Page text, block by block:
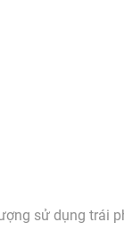
sử dụng trái